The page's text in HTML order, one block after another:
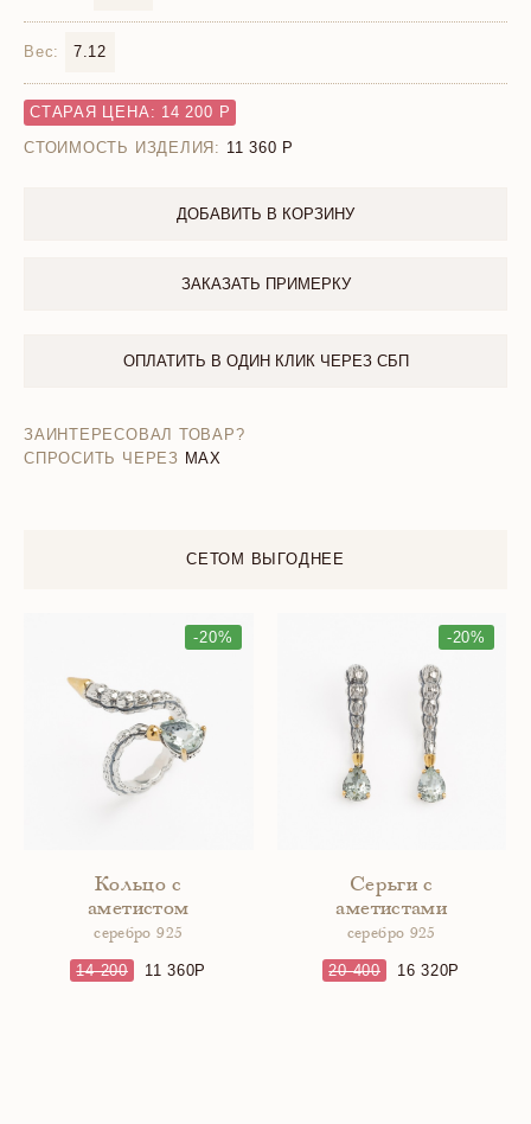
Вес: 7.12
СТАРАЯ ЦЕНА: 14 200 Р
СТОИМОСТЬ ИЗДЕЛИЯ: 11 360
ДОБАВИТЬ В КОРЗИНУ
ЗАКАЗАТЬ ПРИМЕРКУ
ОПЛАТИТЬ В ОДИН КЛИК ЧЕРЕЗ СБП
ЗАИНТЕРЕСОВАЛ ТОВАР?
СПРОСИТЬ ЧЕРЕЗ MAX
СЕТОМ ВЫГОДНЕЕ
-20%
Кольцо с
аметистом
серебро 925
14 200 11 360
-20%
Серьги с
аметистами
серебро 925
20 400 16 320